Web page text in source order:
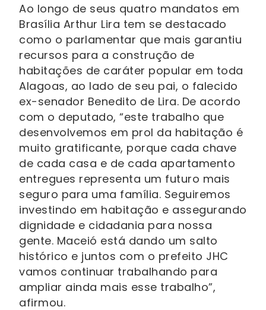
Ao longo de seus quatro mandatos em
Brasília Arthur Lira tem se destacado
como o parlamentar que mais garantiu
recursos para a construção de
habitações de caráter popular em toda
Alagoas, ao lado de seu pai, o falecido
ex-senador Benedito de Lira. De acordo
com o deputado, “este trabalho que
desenvolvemos em prol da habitação é
muito gratificante, porque cada chave
de cada casa e de cada apartamento
entregues representa um futuro mais
seguro para uma família. Seguiremos
investindo em habitação e assegurando
dignidade e cidadania para nossa
gente. Maceió está dando um salto
histórico e juntos com o prefeito JHC
vamos continuar trabalhando para
ampliar ainda mais esse trabalho”,
afirmou.